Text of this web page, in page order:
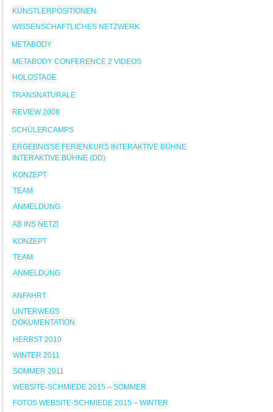
KÜNSTLERPOSITIONEN
WISSENSCHAFTLICHES NETZWERK
METABODY
METABODY CONFERENCE 2 VIDEOS
HOLOSTAGE
TRANSNATURALE
REVIEW 2008
SCHÜLERCAMPS
ERGEBNISSE FERIENKURS INTERAKTIVE BÜHNE
INTERAKTIVE BÜHNE (DD)
KONZEPT
TEAM
ANMELDUNG
AB INS NETZ!
KONZEPT
TEAM
ANMELDUNG
ANFAHRT
UNTERWEGS
DOKUMENTATION
HERBST 2010
WINTER 2011
SOMMER 2011
WEBSITE-SCHMIEDE 2015 – SOMMER
FOTOS WEBSITE-SCHMIEDE 2015 – WINTER